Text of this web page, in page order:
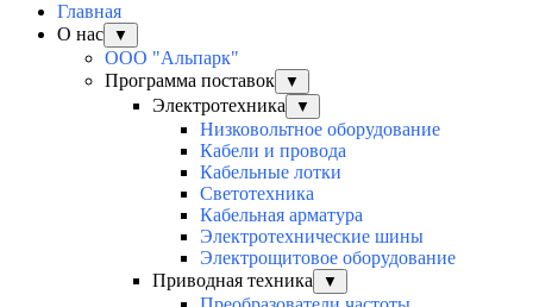
Главная
О нас
▼
ООО "Альпарк"
Программа поставок
▼
Электротехника ▼
Низковольтное оборудование
Кабели и провода
Кабельные лотки
Светотехника
Кабельная арматура
Электротехнические шины
Электрощитовое оборудование
Приводная техника
▼